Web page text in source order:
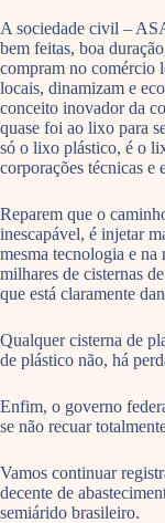
A sociedade civil –
bem feitas, boa
compram no comércio
locais, dinamizam e
conceito inovador da
quase foi ao lixo para
só o lixo plástico, é o
corporações técnicas e
Reparem que o
inescapável, é injetar
mesma tecnologia e na
milhares de cisternas
que está claramente
Qualquer cisterna de
de plástico não, há
Enfim, o governo
se não recuar
Vamos continuar
decente de
semiárido brasileiro.